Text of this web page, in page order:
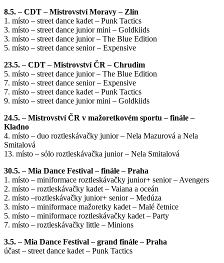
8.5. – CDT – Mistrovství Moravy – Zlín
1. místo – street dance kadet – Punk Tactics
3. místo – street dance junior mini – Goldkiids
3. místo – street dance junior – The Blue Edition
5. místo – street dance senior – Expensive
23.5. – CDT – Mistrovství ČR – Chrudim
5. místo – street dance junior – The Blue Edition
7. místo – street dance senior – Expensive
7. místo – street dance kadet – Punk Tactics
9. místo – street dance junior mini – Goldkiids
24.5. – Mistrovství ČR v mažoretkovém sportu – finále –
Kladno
4. místo – duo roztleskávačky junior – Nela Mazurová a Nela
Smitalová
13. místo – sólo roztleskávačka junior – Nela Smitalová
30.5. – Mia Dance Festival – finále – Praha
1. místo – miniformace roztleskávačky junior+ senior – Avengers
2. místo – roztleskávačky kadet – Vaiana a oceán
2. místo –roztleskávačky junior+ senior – Medúza
3. místo – miniformace mažoretky kadet – Malé četnice
5. místo – miniformace roztleskávačky kadet – Party
7. místo – roztleskávačky little – Minions
3.5. – Mia Dance Festival – grand finále – Praha
účast – street dance kadet – Punk Tactics